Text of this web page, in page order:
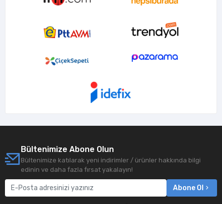
Bültenimize Abone Olun
Bültenimize katılarak yeni indirimler / ürünler hakkında bilgi
edinin ve daha fazla fırsat yakalayın!
Abone Ol